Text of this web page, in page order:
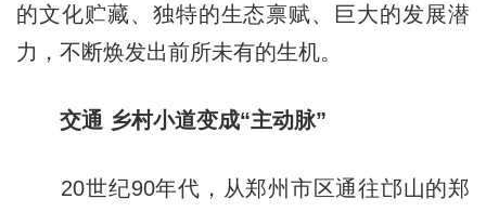
的文化贮藏、独特的生态禀赋、巨大的发展潜
力，不断焕发出前所未有的生机。
交通 乡村小道变成“主动脉”
20世纪90年代，从郑州市区通往邙山的郑